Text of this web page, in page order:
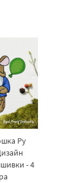
Ру
- 4